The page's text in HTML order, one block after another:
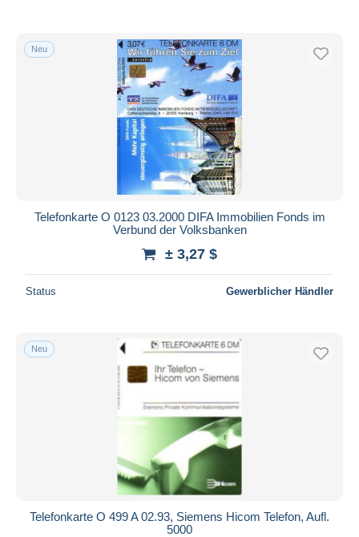
Neu
Telefonkarte O 0123 03.2000 DIFA Immobilien Fonds im
Verbund der Volksbanken
± 3,27 $
Status Gewerblicher Händler
Neu
Telefonkarte O 499 A 02.93, Siemens Hicom Telefon, Aufl.
5000